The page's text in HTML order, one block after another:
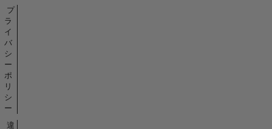
プ
ラ
イ
バ
シ
ー
ポ
リ
シ
ー
違